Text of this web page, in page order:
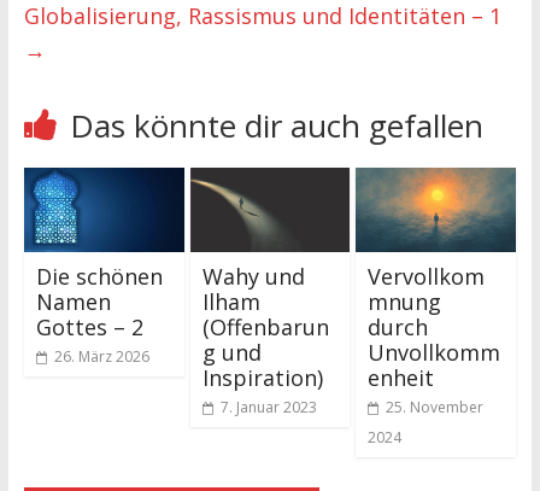
Globalisierung, Rassismus und Identitäten – 1
→
Das könnte dir auch gefallen
Die schönen
Namen
Gottes – 2
26. März 2026
Wahy und
Ilham
(Offenbarun
g und
Inspiration)
7. Januar 2023
Vervollkom
mnung
durch
Unvollkomm
enheit
25. November
2024